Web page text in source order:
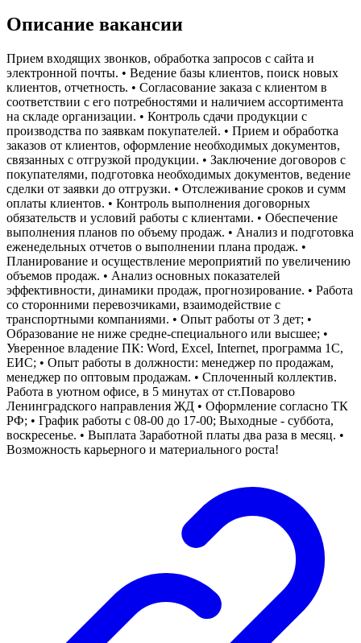
Описание вакансии
Прием входящих звонков, обработка запросов с сайта и
электронной почты. • Ведение базы клиентов, поиск новых
клиентов, отчетность. • Согласование заказа с клиентом в
соответствии с его потребностями и наличием ассортимента
на складе организации. • Контроль сдачи продукции с
производства по заявкам покупателей. • Прием и обработка
заказов от клиентов, оформление необходимых документов,
связанных с отгрузкой продукции. • Заключение договоров с
покупателями, подготовка необходимых документов, ведение
сделки от заявки до отгрузки. • Отслеживание сроков и сумм
оплаты клиентов. • Контроль выполнения договорных
обязательств и условий работы с клиентами. • Обеспечение
выполнения планов по объему продаж. • Анализ и подготовка
еженедельных отчетов о выполнении плана продаж. •
Планирование и осуществление мероприятий по увеличению
объемов продаж. • Анализ основных показателей
эффективности, динамики продаж, прогнозирование. • Работа
со сторонними перевозчиками, взаимодействие с
транспортными компаниями. • Опыт работы от 3 дет; •
Образование не ниже средне-специального или высшее; •
Уверенное владение ПК: Word, Excel, Internet, программа 1C,
ЕИС; • Опыт работы в должности: менеджер по продажам,
менеджер по оптовым продажам. • Сплоченный коллектив.
Работа в уютном офисе, в 5 минутах от ст.Поварово
Ленинградского направления ЖД • Оформление согласно ТК
РФ; • График работы с 08-00 до 17-00; Выходные - суббота,
воскресенье. • Выплата Заработной платы два раза в месяц. •
Возможность карьерного и материального роста!